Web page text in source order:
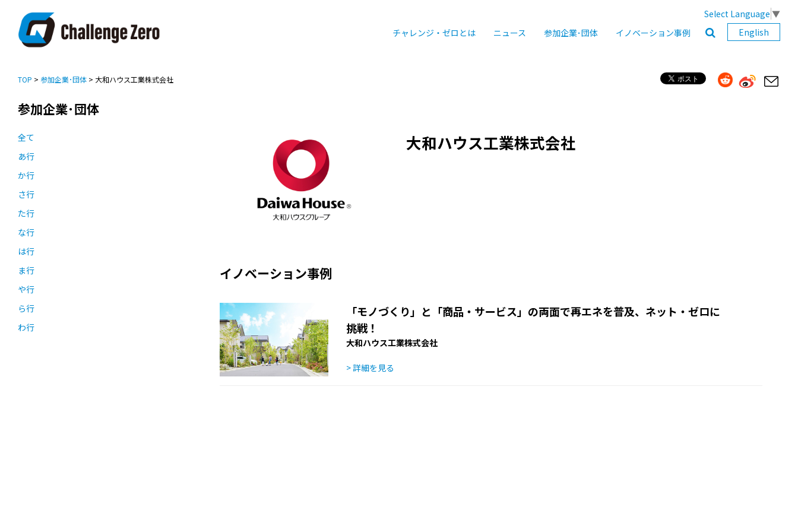
Select Language ▼
チャレンジ・ゼロとは
ニュース 参加企業･団体 イノベーション事例 English
TOP > 参加企業･団体 > 大和ハウス工業株式会社
参加企業･団体
全て
あ行
か行
さ行
た行
な行
は行
ま行
や行
ら行
わ行
大和ハウス工業株式会社
イノベーション事例
「モノづくり」と「商品・サービス」の両面で再エネを普及、ネット・ゼロに
挑戦！
大和ハウス工業株式会社
> 詳細を見る